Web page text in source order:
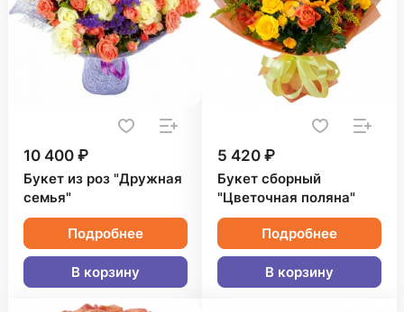
10 400 ₽
Букет из роз "Дружная
семья"
Подробнее
В корзину
5 420 ₽
Букет сборный
"Цветочная поляна"
Подробнее
В корзину